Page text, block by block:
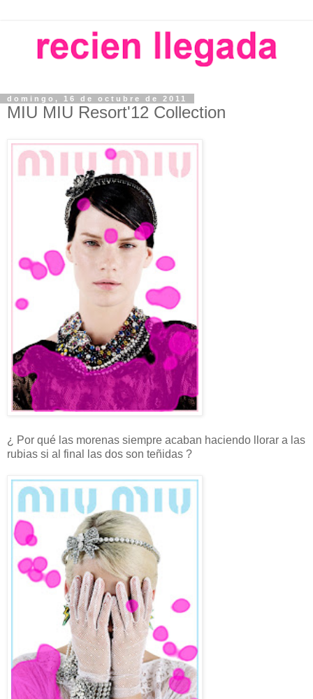
domingo, 16 de octubre de 2011
MIU MIU Resort'12 Collection
¿ Por qué las morenas siempre acaban haciendo llorar a las
rubias si al final las dos son teñidas ?